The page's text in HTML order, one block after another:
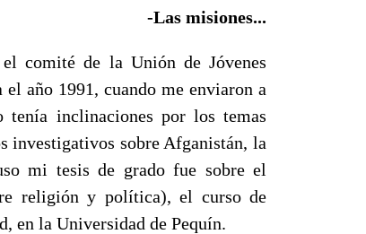
-Las misiones...
comité de la Unión de Jóvenes
año 1991, cuando me enviaron a
inclinaciones por los temas
investigativos sobre Afganistán, la
mi tesis de grado fue sobre el
religión y política), el curso de
en la Universidad de Pequín.